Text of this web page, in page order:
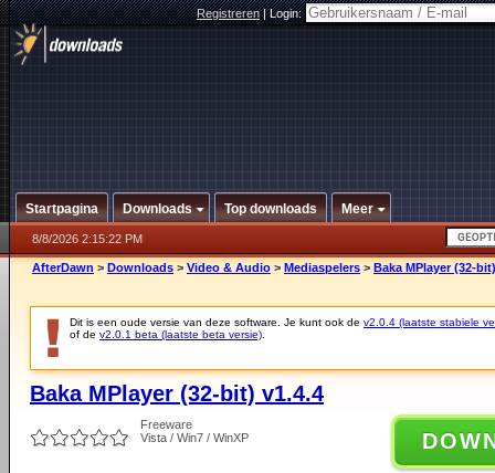
Registreren|Login:
Startpagina Downloads Top downloads Meer
8/8/2026 2:15:22 PM
AfterDawn > Downloads > Video & Audio > Mediaspelers > Baka MPlayer (32-
Dit is een oude versie van deze software. Je kunt ook de v2.0.4 (laatste stabiele
of de v2.0.1 beta (laatste beta versie)
Baka MPlayer (32-bit) v1.4.4
Freeware
Vista / Win7 / WinXP